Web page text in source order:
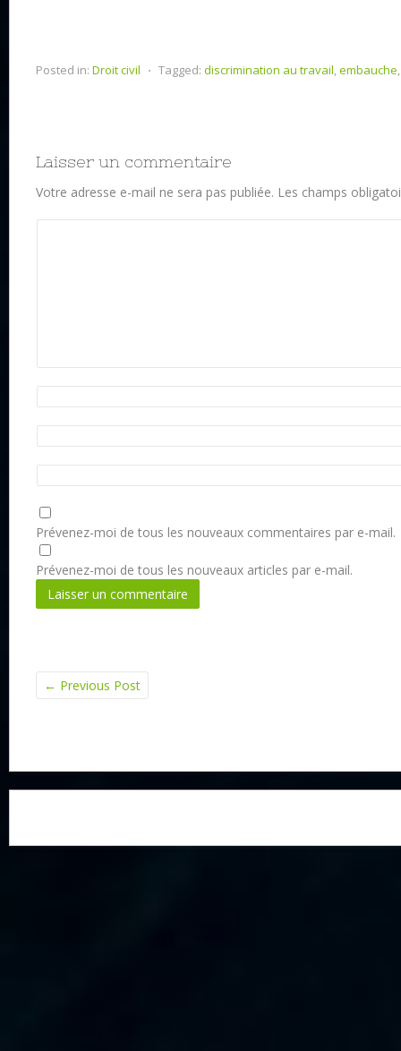
Posted in: Droit civil ⋅ Tagged: discrimination au travail,embauche
Laisser un commentaire
Votre adresse e-mail ne sera pas publiée. Les champs
Prévenez-moi de tous les nouveaux commentaires par e-mail.
Prévenez-moi de tous les nouveaux articles par e-mail.
← Previous Post